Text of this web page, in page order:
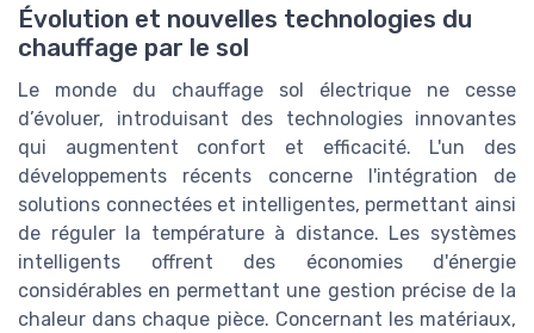
Évolution et nouvelles technologies du
chauffage par le sol
Le monde du chauffage sol électrique ne cesse
d’évoluer, introduisant des technologies innovantes
qui augmentent confort et efficacité. L'un des
développements récents concerne l'intégration de
solutions connectées et intelligentes, permettant ainsi
de réguler la température à distance. Les systèmes
intelligents offrent des économies d'énergie
considérables en permettant une gestion précise de la
chaleur dans chaque pièce. Concernant les matériaux,